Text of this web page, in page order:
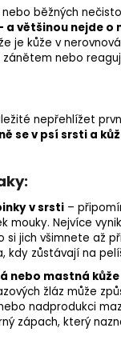
běžných
a většinou nejde o
je kůže v
nebo
nepřehlížet
se v psí srsti a
v srsti –
mouky. Nejvíce
si jich všimnete až
kdy zůstávají na
nebo mastná kůže
žláz může
nadprodukci
zápach, který